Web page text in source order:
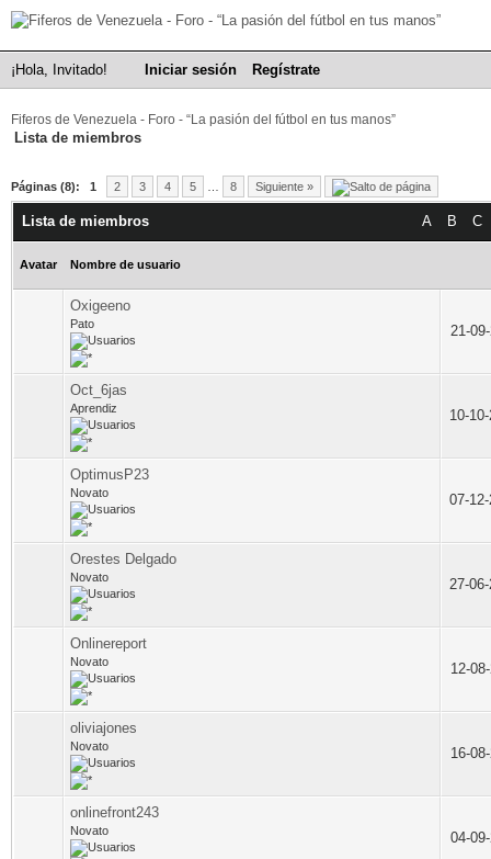
¡Hola, Invitado! Iniciar sesión Regístrate
Fiferos de Venezuela - Foro - “La pasión del fútbol en tus manos”
Lista de miembros
Páginas (8): 1 2 3 4 5 8 Siguiente »
A B C
Lista de miembros
Avatar Nombre de usuario
Oxigeeno
Pato 21-
Oct_6jas
Aprendiz 10-
OptimusP23
Novato 07-
Orestes Delgado
Novato 27-
Onlinereport
Novato 12-
oliviajones
Novato 16-
onlinefront243
Novato 04-